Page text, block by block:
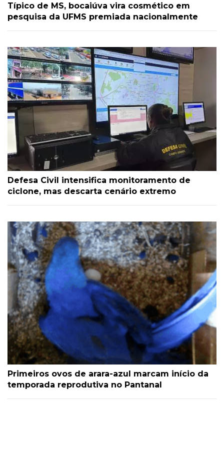
Típico de MS, bocaiúva vira cosmético em
pesquisa da UFMS premiada nacionalmente
Defesa Civil intensifica monitoramento de
ciclone, mas descarta cenário extremo
Primeiros ovos de arara-azul marcam início da
temporada reprodutiva no Pantanal